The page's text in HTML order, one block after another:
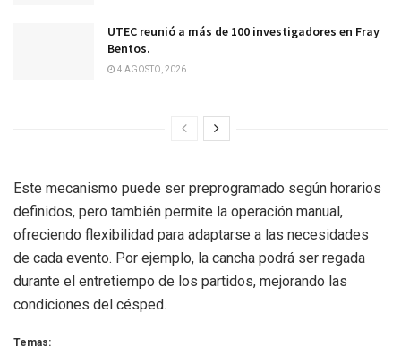
UTEC reunió a más de 100 investigadores en Fray
Bentos.
4 AGOSTO, 2026
Este mecanismo puede ser preprogramado según horarios
definidos, pero también permite la operación manual,
ofreciendo flexibilidad para adaptarse a las necesidades
de cada evento. Por ejemplo, la cancha podrá ser regada
durante el entretiempo de los partidos, mejorando las
condiciones del césped.
Temas: